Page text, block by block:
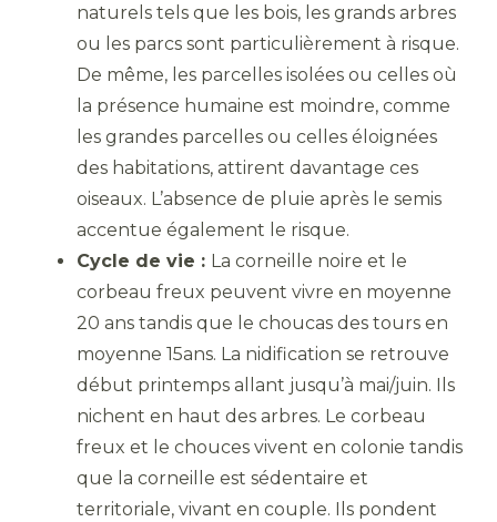
naturels tels que les bois, les grands arbres
ou les parcs sont particulièrement à risque.
De même, les parcelles isolées ou celles où
la présence humaine est moindre, comme
les grandes parcelles ou celles éloignées
des habitations, attirent davantage ces
oiseaux. L’absence de pluie après le semis
accentue également le risque.
Cycle de vie : La corneille noire et le
corbeau freux peuvent vivre en moyenne
20 ans tandis que le choucas des tours en
moyenne 15ans. La nidification se retrouve
début printemps allant jusqu’à mai/juin. Ils
nichent en haut des arbres. Le corbeau
freux et le chouces vivent en colonie tandis
que la corneille est sédentaire et
territoriale, vivant en couple. Ils pondent